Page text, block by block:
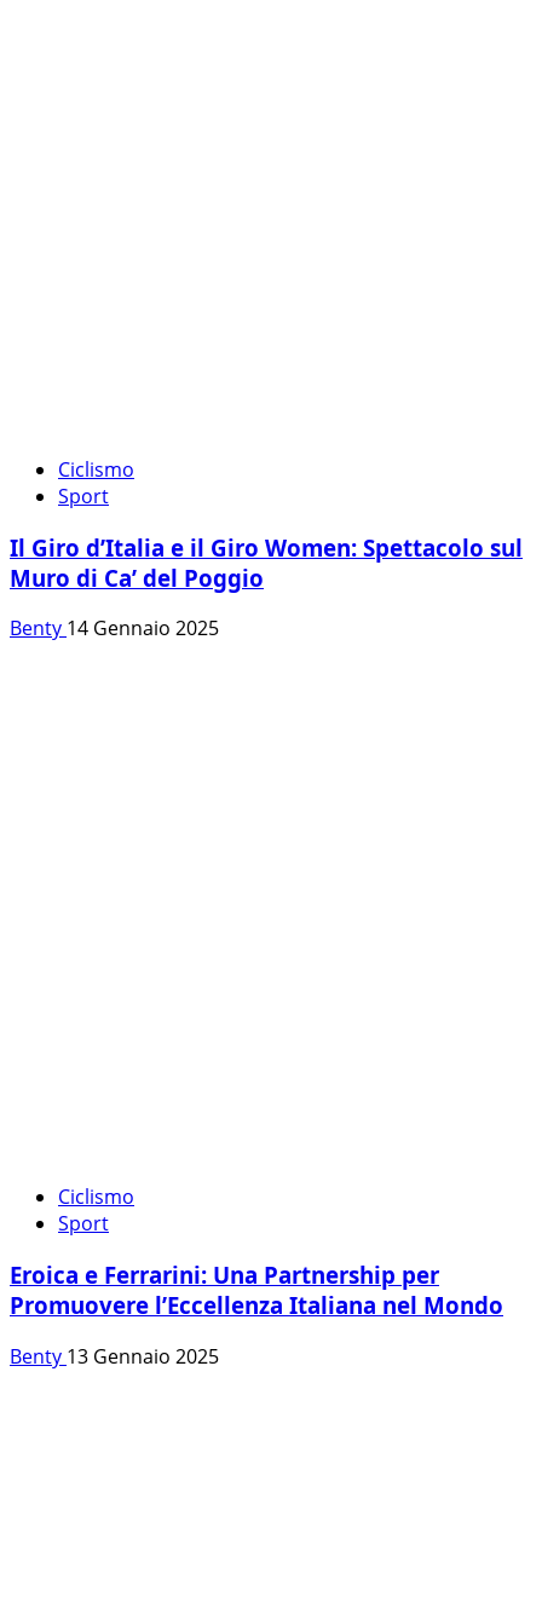
Ciclismo
Sport
Il Giro d’Italia e il Giro Women: Spettacolo sul
Muro di Ca’ del Poggio
Benty 14 Gennaio 2025
Ciclismo
Sport
Eroica e Ferrarini: Una Partnership per
Promuovere l’Eccellenza Italiana nel Mondo
Benty 13 Gennaio 2025